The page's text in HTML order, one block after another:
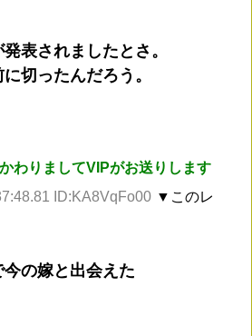
表されましたとさ。
切ったんだろう。
わりましてVIPがお送りします
ID:KA8VqFo00 ▼このレ
の嫁と出会えた